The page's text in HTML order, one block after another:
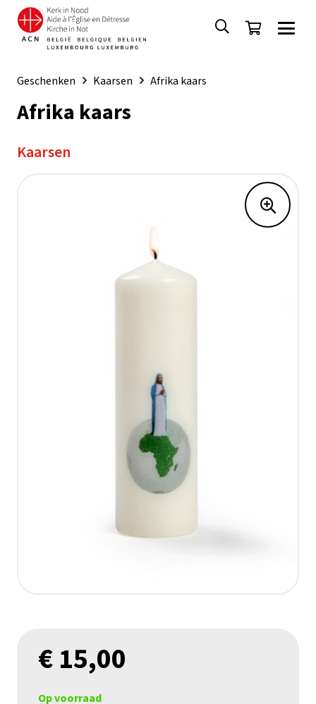
Geschenken Kaarsen Afrika kaars
Afrika kaars
Kaarsen
€15,00
Op voorraad